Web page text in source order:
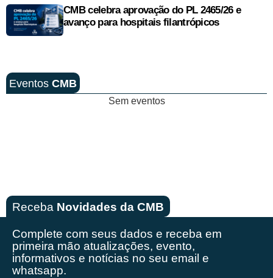
CMB celebra aprovação do PL 2465/26 e
avanço para hospitais filantrópicos
Eventos CMB
Sem eventos
Receba Novidades da CMB
Complete com seus dados e receba em
primeira mão atualizações, evento,
informativos e notícias no seu email e
whatsapp.